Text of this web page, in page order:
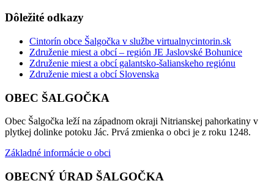
Dôležité odkazy
Cintorín obce Šalgočka v službe virtualnycintorin.sk
Združenie miest a obcí – región JE Jaslovské Bohunice
Združenie miest a obcí galantsko-šalianskeho regiónu
Združenie miest a obcí Slovenska
OBEC ŠALGOČKA
Obec Šalgočka leží na západnom okraji Nitrianskej pahorkatiny v
plytkej dolinke potoku Jác. Prvá zmienka o obci je z roku 1248.
Základné informácie o obci
OBECNÝ ÚRAD ŠALGOČKA